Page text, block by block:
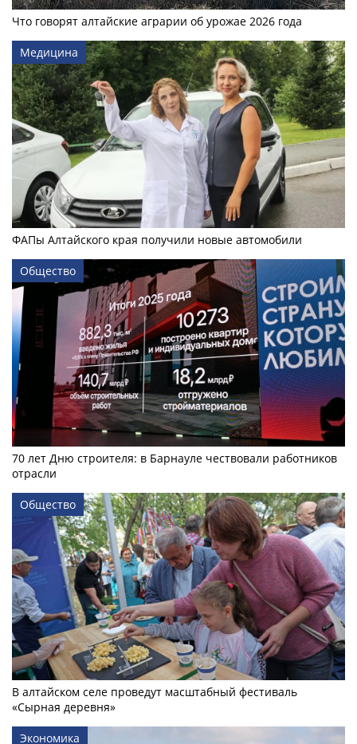
Что говорят алтайские аграрии об урожае 2026 года
Медицина
ФАПы Алтайского края получили новые автомобили
Общество
70 лет Дню строителя: в Барнауле чествовали работников
отрасли
Общество
В алтайском селе проведут масштабный фестиваль
«Сырная деревня»
Экономика